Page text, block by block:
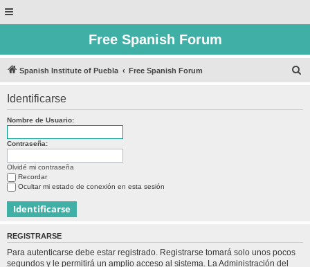
Free Spanish Forum
Spanish Institute of Puebla Free Spanish Forum
Identificarse
Nombre de Usuario:
Contraseña:
Olvidé mi contraseña
Recordar
Ocultar mi estado de conexión en esta sesión
REGISTRARSE
Para autenticarse debe estar registrado. Registrarse tomará solo unos pocos
segundos y le permitirá un amplio acceso al sistema. La Administración del